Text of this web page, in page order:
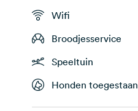
Wifi
Broodjesservice
Speeltuin
Honden toegestaan